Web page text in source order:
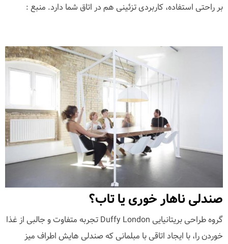
بر راحتی استفاده، کاربردی تزئینی هم در اتاق شما دارد. منبع :
صندلی ناهار خوری یا تاب؟
گروه طراحی بریتانیایی Duffy London تجربه متفاوت و جالبی از غذا
خوردن را، با ایجاد اتاقی با مبلمانی که صندلی هایش اطراف میز